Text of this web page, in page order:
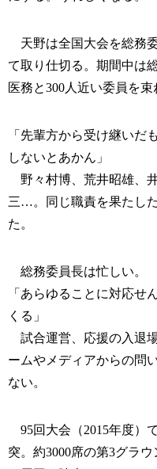
天野は全国大会を総務
て取り仕切る。期間中は
医務と300人近い委員を束
「先輩方から受け継いだ
しないとあかん」
野々村博、荒井昭雄、
三…。同じ職責を果たし
た。
総務委員長は忙しい。
「あらゆることに対応せ
くる」
試合運営、応援の入退
ームやメディアからの問
ない。
95回大会（2015年度）
突。約3000席の第3グラ